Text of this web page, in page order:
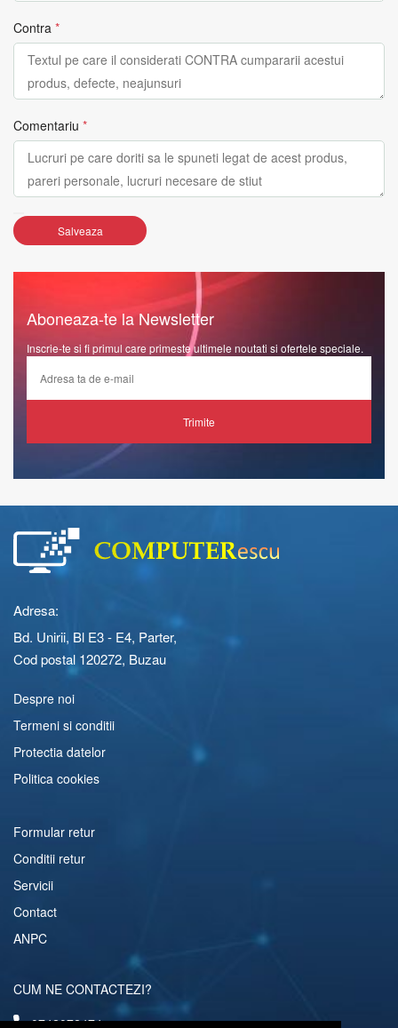
Contra *
Comentariu *
Salveaza
Aboneaza-te la Newsletter
Inscrie-te si fi primul care primeste ultimele noutati si ofertele speciale.
Trimite
Adresa:
Bd. Unirii, Bl E3 - E4, Parter,
Cod postal 120272, Buzau
Despre noi
Termeni si conditii
Protectia datelor
Politica cookies
Formular retur
Conditii retur
Servicii
Contact
ANPC
CUM NE CONTACTEZI?
0742072474